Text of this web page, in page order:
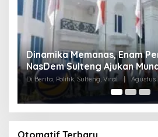
Dinamika Memanas, Enam
NasDem Sulteng Ajukan
Baru Empat yang Tegas
Di Berita, Politik, Sulteng, Viral | Agustus
Otomatif Terbaru